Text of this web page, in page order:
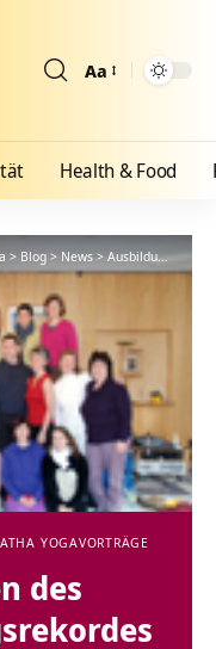
Aa
Health & Food
> Blog > News > Ausbildungen >
YOGAVORTRÄGE
des